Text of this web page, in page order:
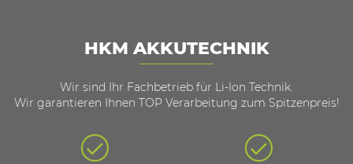
HKM AKKUTECHNIK
Wir sind Ihr Fachbetrieb für Li-Ion Technik.
Wir garantieren Ihnen TOP Verarbeitung zum Spitzenpreis!